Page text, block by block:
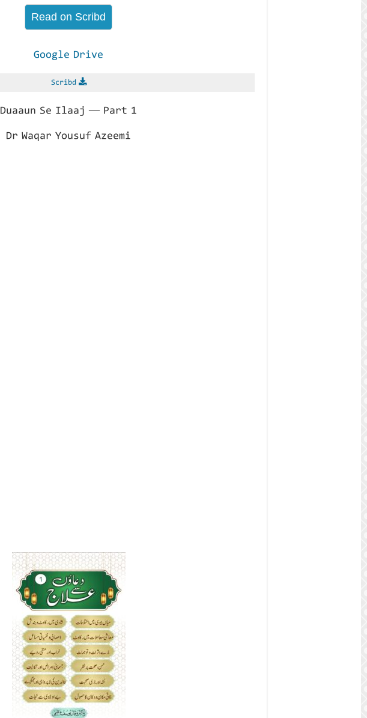
Google Drive
Duaaun Se Ilaaj — Part 1
Dr Waqar Yousuf Azeemi